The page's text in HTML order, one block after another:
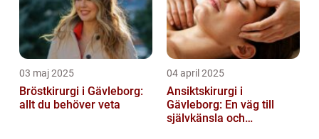
03 maj 2025
Bröstkirurgi i Gävleborg:
allt du behöver veta
04 april 2025
Ansiktskirurgi i
Gävleborg: En väg till
självkänsla och